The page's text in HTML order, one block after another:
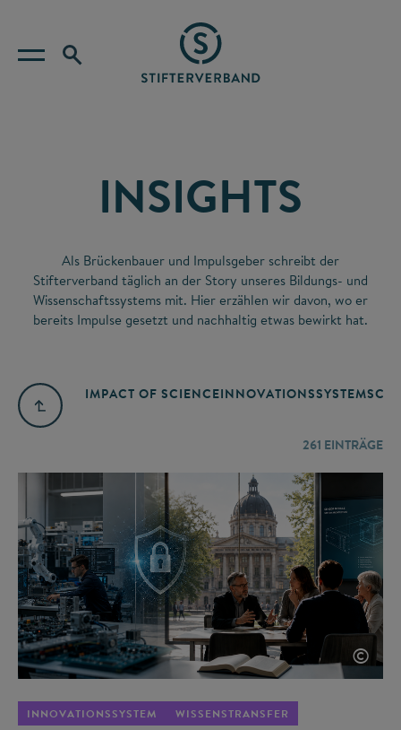
INSIGHTS
Als Brückenbauer und Impulsgeber schreibt der
Stifterverband täglich an der Story unseres Bildungs- und
Wissenschaftssystems mit. Hier erzählen wir davon, wo er
bereits Impulse gesetzt und nachhaltig etwas bewirkt hat.
IMPACT OF SCIENCEINNOVATIONSSYSTEM
261 EINTRÄGE
©
INNOVATIONSSYSTEM WISSENSTRANSFER